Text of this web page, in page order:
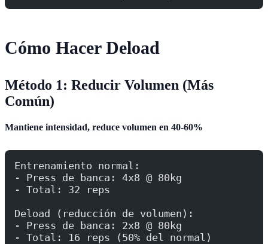
Cómo Hacer Deload
Método 1: Reducir Volumen (Más
Común)
Mantiene intensidad, reduce volumen en 40-60%
Entrenamiento normal:
- Press de banca: 4x8 @ 80kg
- Total: 32 reps
Deload (reducción de volumen):
- Press de banca: 2x8 @ 80kg
- Total: 16 reps (50% del normal)